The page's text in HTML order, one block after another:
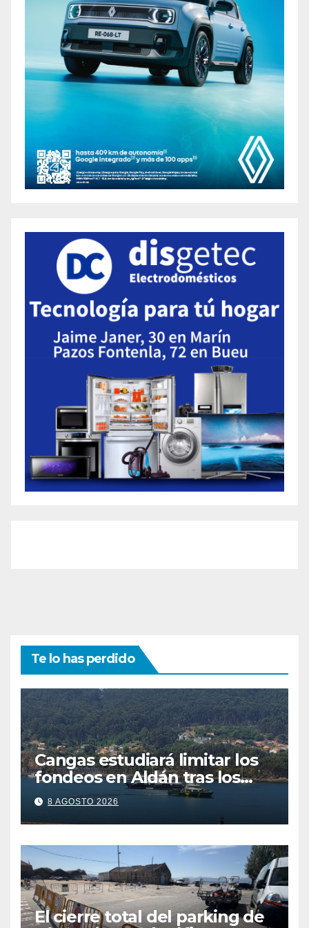
Te lo has perdido
Cangas estudiará limitar los
fondeos en Aldán tras los
últimos episodios de
contaminación en O Con
8 AGOSTO 2026
El cierre total del parking de